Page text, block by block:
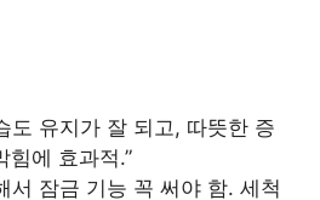
도 유지가 잘 되고, 따뜻한 증
힘에 효과적.”
서 잠금 기능 꼭 써야 함. 세척